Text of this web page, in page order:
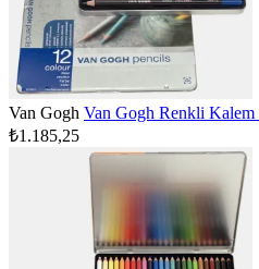
Van Gogh Van Gogh Renkli Kalem
₺1.185,25